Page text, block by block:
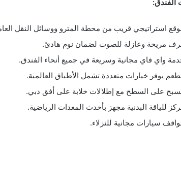
الفندق:
استراتيجي قريب من محطة المترو ووسائل النقل
مريحة وعازلة للصوت لضمان نوم هادئ.
واي فاي مجانية وسريعة في جميع أنحاء الفندق.
يوفر خيارات متعددة تشمل الأطباق العالمية.
على السطح مع إطلالات خلابة على أفق دبي.
للياقة البدنية مجهز بأحدث المعدات الرياضية.
سيارات مجانية للنزلاء.